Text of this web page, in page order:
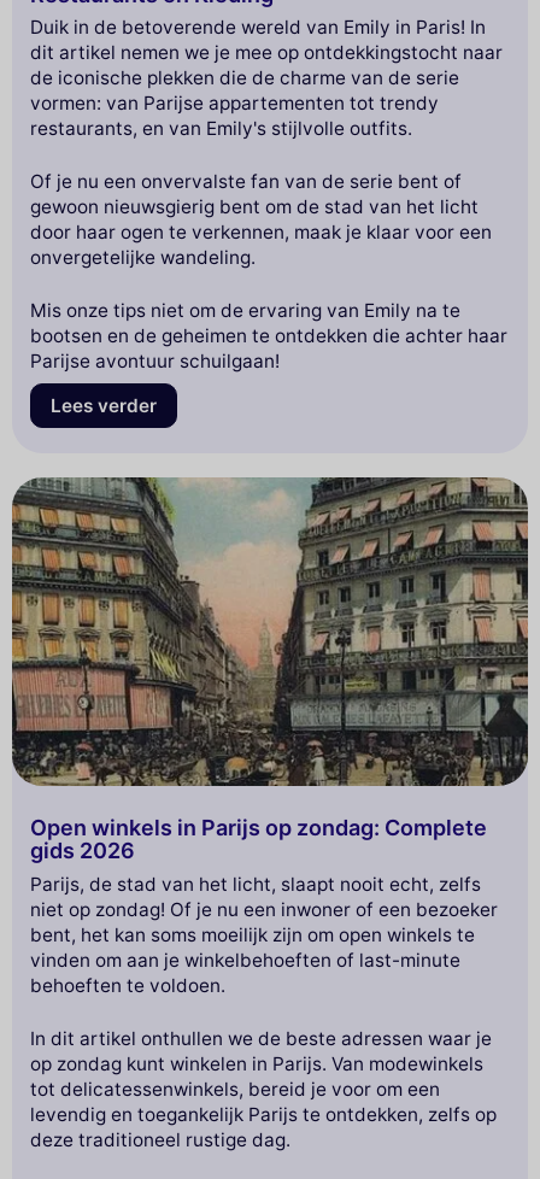
Duik in de betoverende wereld van Emily in Paris! In
dit artikel nemen we je mee op ontdekkingstocht naar
de iconische plekken die de charme van de serie
vormen: van Parijse appartementen tot trendy
restaurants, en van Emily's stijlvolle outfits.
Of je nu een onvervalste fan van de serie bent of
gewoon nieuwsgierig bent om de stad van het licht
door haar ogen te verkennen, maak je klaar voor een
onvergetelijke wandeling.
Mis onze tips niet om de ervaring van Emily na te
bootsen en de geheimen te ontdekken die achter haar
Parijse avontuur schuilgaan!
Lees verder
Open winkels in Parijs op zondag: Complete
gids 2026
Parijs, de stad van het licht, slaapt nooit echt, zelfs
niet op zondag! Of je nu een inwoner of een bezoeker
bent, het kan soms moeilijk zijn om open winkels te
vinden om aan je winkelbehoeften of last-minute
behoeften te voldoen.
In dit artikel onthullen we de beste adressen waar je
op zondag kunt winkelen in Parijs. Van modewinkels
tot delicatessenwinkels, bereid je voor om een
levendig en toegankelijk Parijs te ontdekken, zelfs op
deze traditioneel rustige dag.